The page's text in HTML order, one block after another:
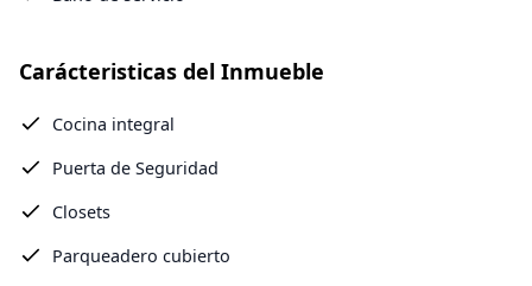
Carácteristicas del Inmueble
Cocina integral
Puerta de Seguridad
Closets
Parqueadero cubierto